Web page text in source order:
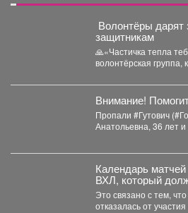
Волонтёры
защитникам
🙏«Частичка тепла
волонтёрская группа,
Внимание!
Пропали #Гутович
Анатольевна, 36 лет и
Календарь
ВХЛ, который
сегодня,
Это связано с тем,
отказалась от